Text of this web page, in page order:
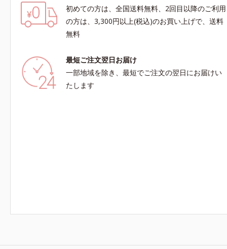
初めての方は、全国送料無料、2回目以降のご利用
の方は、3,300円以上(税込)のお買い上げで、送料
無料
最短ご注文翌日お届け
一部地域を除き、最短でご注文の翌日にお届けい
たします